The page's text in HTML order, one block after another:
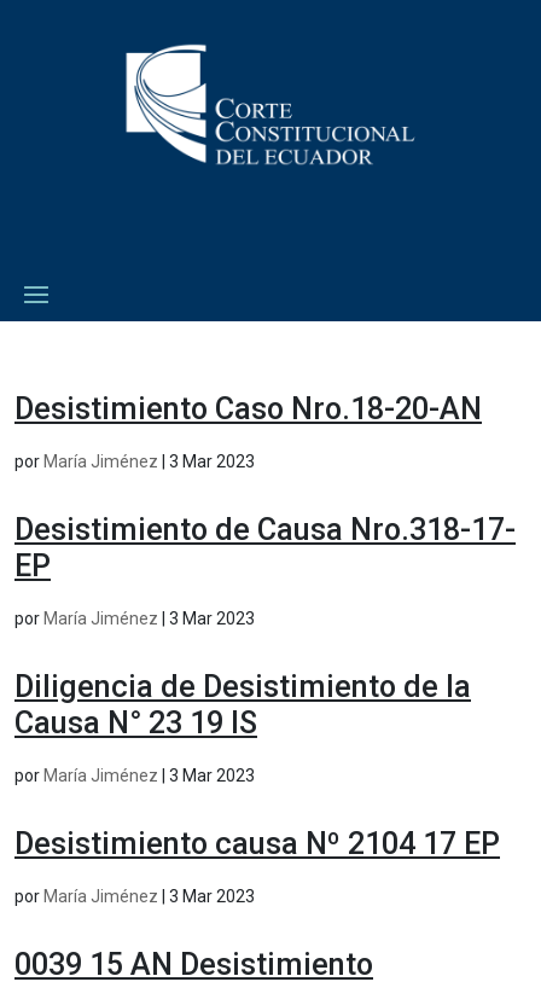
Desistimiento Caso Nro.18-20-AN
por María Jiménez 3 Mar 2023
Desistimiento de Causa Nro.318-17-
EP
por María Jiménez 3 Mar 2023
Diligencia de Desistimiento de la
Causa N° 23 19 IS
por María Jiménez 3 Mar 2023
Desistimiento causa Nº 2104 17 EP
por María Jiménez 3 Mar 2023
0039 15 AN Desistimiento